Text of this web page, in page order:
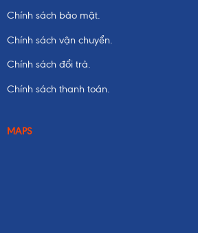
Chính sách bảo mật.
Chính sách vận chuyển.
Chính sách đổi trả.
Chính sách thanh toán.
MAPS